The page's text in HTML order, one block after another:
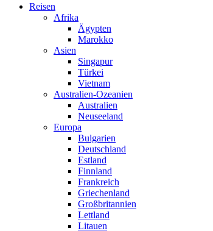
Reisen
Afrika
Ägypten
Marokko
Asien
Singapur
Türkei
Vietnam
Australien-Ozeanien
Australien
Neuseeland
Europa
Bulgarien
Deutschland
Estland
Finnland
Frankreich
Griechenland
Großbritannien
Lettland
Litauen